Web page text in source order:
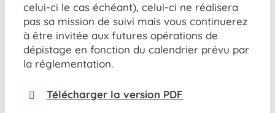
celui-ci le cas échéant), celui-ci ne réalisera
pas sa mission de suivi mais vous continuerez
à être invitée aux futures opérations de
dépistage en fonction du calendrier prévu par
la réglementation.
Télécharger la version PDF